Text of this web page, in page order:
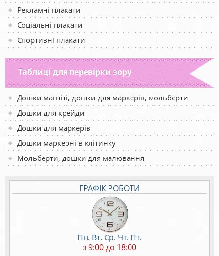
Рекламні плакати
Соціальні плакати
Спортивні плакати
Таблиці для перевірки зору
Дошки магніті, дошки для маркерів, мольберти
Дошки для крейди
Дошки для маркерів
Дошки маркерні в клітинку
Мольберти, дошки для малювання
ГРАФІК РОБОТИ
Пн. Вт. Ср. Чт. Пт.
з 9:00 до 18:00